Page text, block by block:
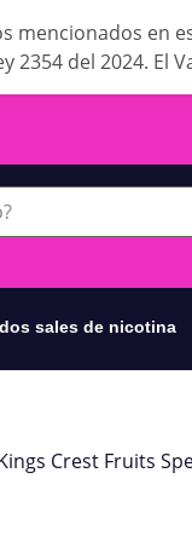
mencionados en
2354 del 2024. El
sales de nicotina
Crest Fruits